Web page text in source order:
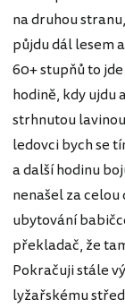
na druhou
půjdu dál lesem
60+ stupňů to
hodině, kdy ujdu
strhnutou
ledovci bych se
a další hodinu
nenašel za
ubytování
překladač, že
Pokračuji stále
lyžařskému